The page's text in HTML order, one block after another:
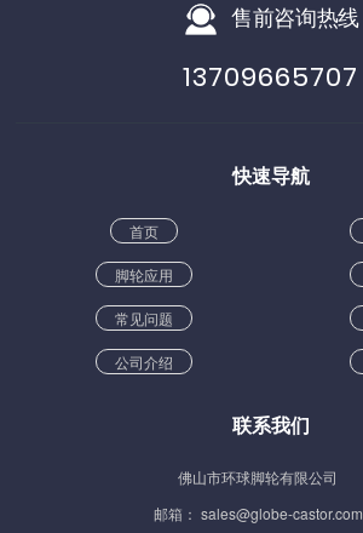
售前咨询热线
13709665707
快速导航
首页
脚轮应用
常见问题
公司介绍
联系我们
佛山市环球脚轮有限公司
邮箱： sales@globe-castor.com